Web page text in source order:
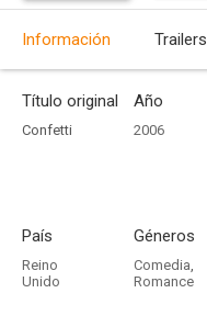
Información Trailers
Título original
Confetti
Año
2006
País
Reino
Unido
Géneros
Comedia,
Romance